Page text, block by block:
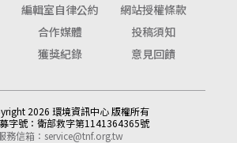
編輯室自律公約
網站授權條款
合作媒體
投稿須知
獲獎紀錄 意見回饋
2026 環境資訊中心 版權所有
字號： 衛部救字第1141364365號
務信箱： service@tnf.org.tw